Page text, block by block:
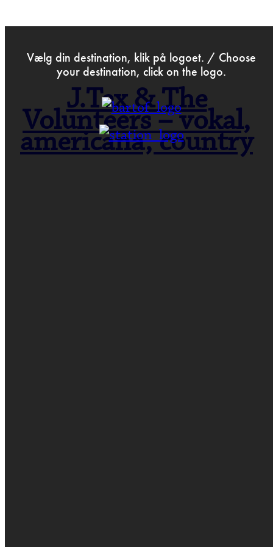
Vælg din destination, klik på logoet. / Choose
your destination, click on the logo.
J.Tex & The
Volunteers – vokal,
americana, country